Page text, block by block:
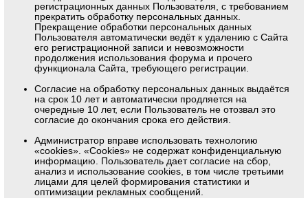
регистрационных данных Пользователя, с требованием
прекратить обработку персональных данных.
Прекращение обработки персональных данных
Пользователя автоматически ведёт к удалению с Сайта
его регистрационной записи и невозможности
продолжения использования форума и прочего
функционала Сайта, требующего регистрации.
Согласие на обработку персональных данных выдаётся
на срок 10 лет и автоматически продляется на
очередные 10 лет, если Пользователь не отозвал это
согласие до окончания срока его действия.
Администратор вправе использовать технологию
«cookies». «Cookies» не содержат конфиденциальную
информацию. Пользователь дает согласие на сбор,
анализ и использование cookies, в том числе третьими
лицами для целей формирования статистики и
оптимизации рекламных сообщений.